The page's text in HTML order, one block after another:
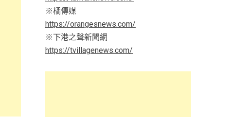
※橘傳媒
https://orangesnews.com/
※下港之聲新聞網
https://tvillagenews.com/